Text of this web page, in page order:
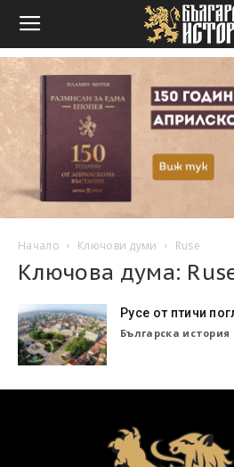
Начало Ключови думи Ruse
Ключова дума:
Русе от птичи
Българска история